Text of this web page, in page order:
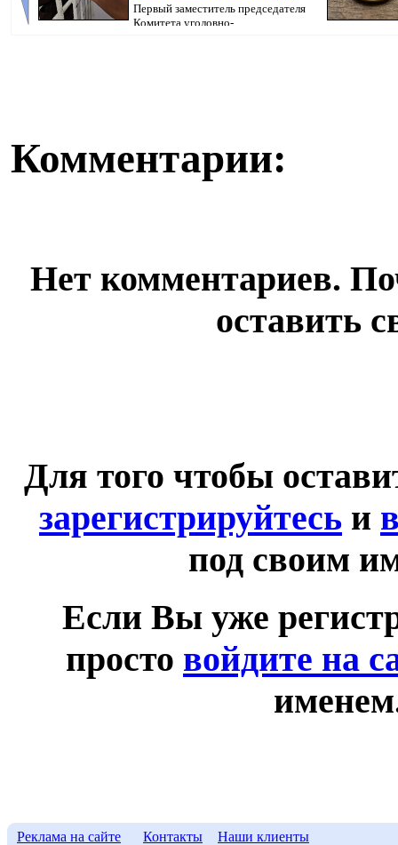
Первый заместитель председателя
Комитета уголовно-
Комментарии:
Нет комментариев.
оставить
Для того чтобы
зарегистрируйтесь и
под своим
Если Вы уже
просто войдите на
Реклама на сайте Контакты Наши клиенты